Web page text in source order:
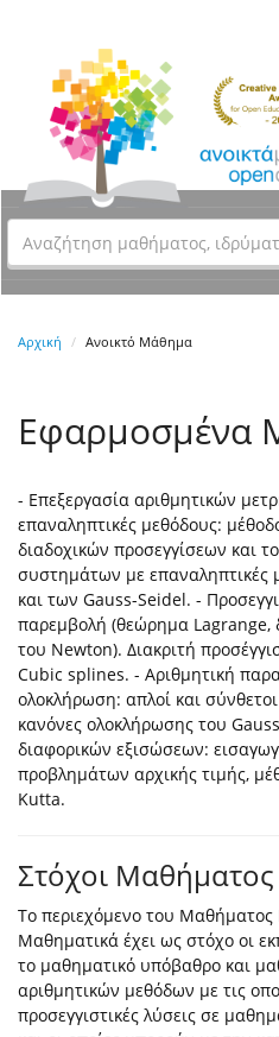
Αρχική Ανοικτό Μάθημα
Εφαρμοσμένα
- Επεξεργασία αριθμητικών
επαναληπτικές μεθόδους:
διαδοχικών προσεγγίσεων και
συστημάτων με επαναληπτικές
και των Gauss-Seidel. -
παρεμβολή (θεώρημα Lagrange,
του Newton). Διακριτή
Cubic splines. - Αριθμητική
ολοκλήρωση: απλοί και
κανόνες ολοκλήρωσης του
διαφορικών εξισώσεων:
προβλημάτων αρχικής τιμής,
Kutta.
Στόχοι Μαθήματος
Το περιεχόμενο του
Μαθηματικά έχει ως στόχο οι
το μαθηματικό υπόβαθρο και
αριθμητικών μεθόδων με τις
προσεγγιστικές λύσεις σε